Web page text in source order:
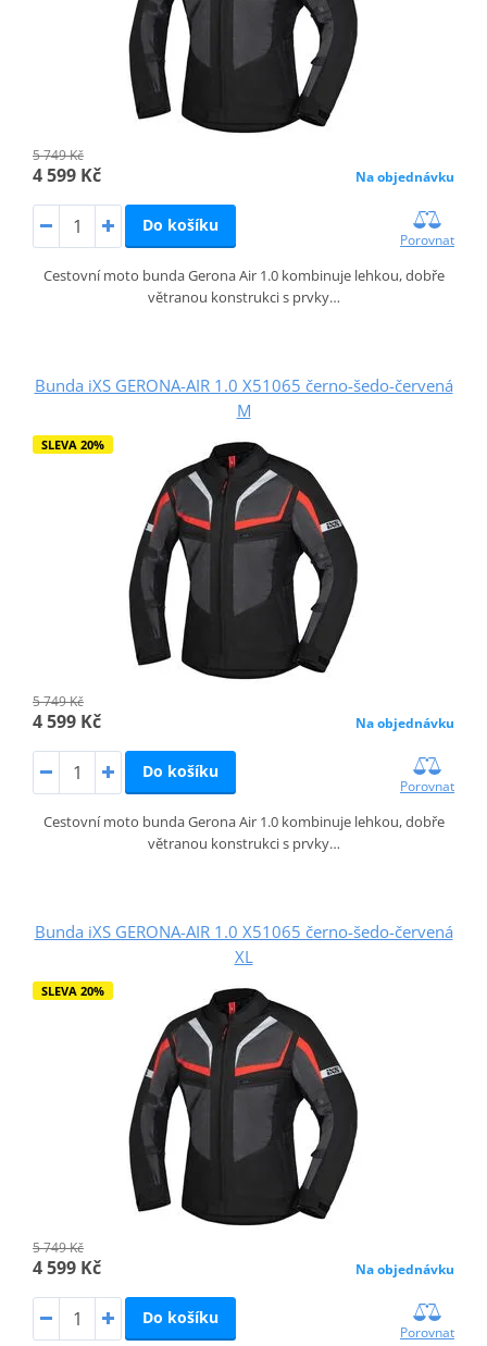
5 749 Kč
4 599 Kč Na objednávku
Do košíku
Porovnat
Cestovní moto bunda Gerona Air 1.0 kombinuje lehkou, dobře
větranou konstrukci s prvky…
Bunda iXS GERONA-AIR 1.0 X51065 černo-šedo-červená
M
SLEVA 20%
5 749 Kč
4 599 Kč Na objednávku
Do košíku
Porovnat
Cestovní moto bunda Gerona Air 1.0 kombinuje lehkou, dobře
větranou konstrukci s prvky…
Bunda iXS GERONA-AIR 1.0 X51065 černo-šedo-červená
XL
SLEVA 20%
5 749 Kč
4 599 Kč Na objednávku
Do košíku
Porovnat